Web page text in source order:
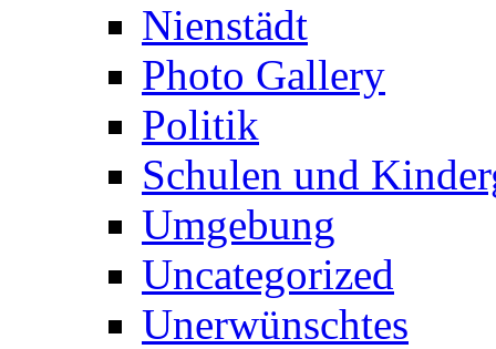
Nienstädt
Photo Gallery
Politik
Schulen und
Umgebung
Uncategorized
Unerwünschtes